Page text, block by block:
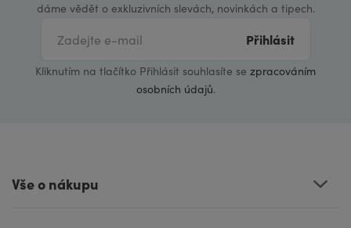
dáme vědět o exkluzivních slevách, novinkách a tipech.
Přihlásit
Kliknutím na tlačítko Přihlásit souhlasíte se zpracováním
osobních údajů.
Vše o nákupu